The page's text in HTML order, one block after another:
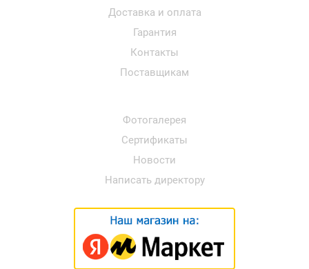
Доставка и оплата
Гарантия
Контакты
Поставщикам
Фотогалерея
Сертификаты
Новости
Написать директору